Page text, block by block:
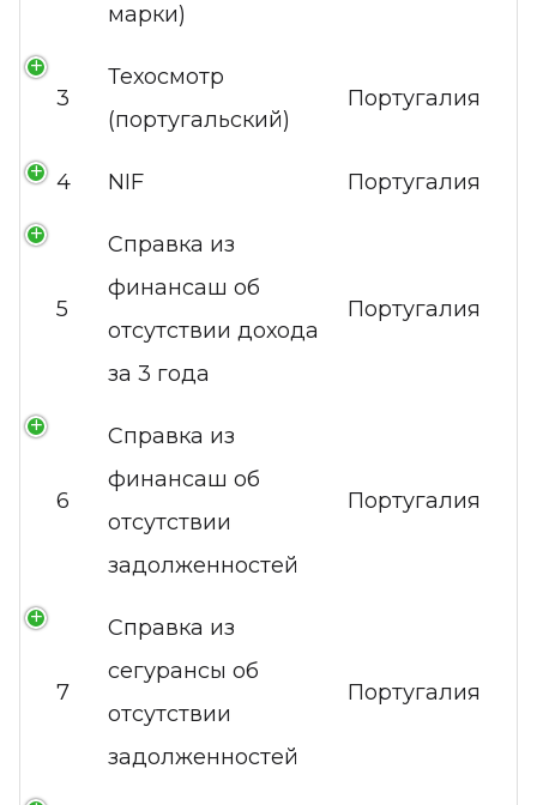
марки)
3
Техосмотр
(португальский)
Португалия
4 NIF Португалия
5
Справка из
финансаш об
отсутствии дохода
за 3 года
Португалия
6
Справка из
финансаш об
отсутствии
задолженностей
Португалия
7
Справка из
сегурансы об
отсутствии
задолженностей
Португалия